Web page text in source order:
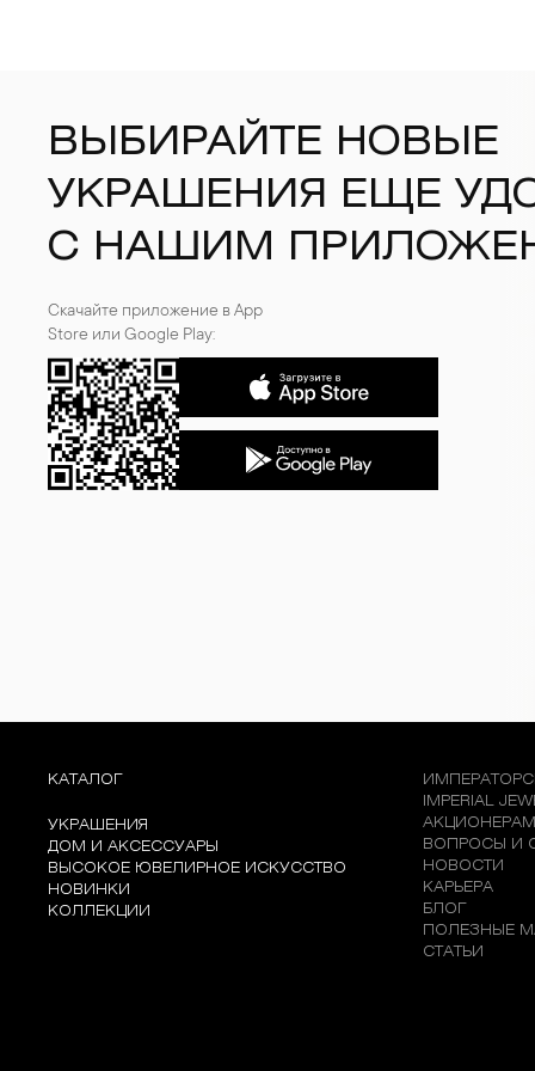
ВЫБИРАЙТЕ НОВЫЕ
УКРАШЕНИЯ ЕЩЕ
С НАШИМ
Скачайте приложение в App
Store или Google Play:
КАТАЛОГ
УКРАШЕНИЯ
ДОМ И АКСЕССУАРЫ
ВЫСОКОЕ ЮВЕЛИРНОЕ ИСКУССТВО
НОВИНКИ
КОЛЛЕКЦИИ
IMPERIAL
АКЦИОНЕРАМ
ВОПРОСЫ И
НОВОСТИ
КАРЬЕРА
БЛОГ
ПОЛЕЗНЫЕ
СТАТЬИ